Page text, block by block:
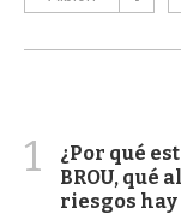
1
¿Por qué
BROU, qué
riesgos hay